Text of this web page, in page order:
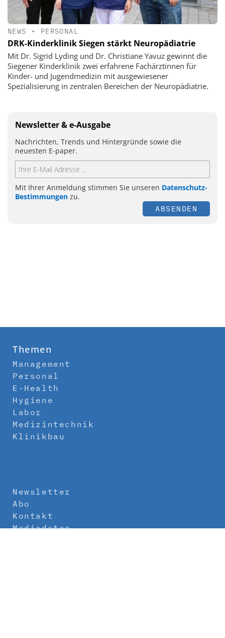
NEWS • PERSONAL
DRK-Kinderklinik Siegen stärkt Neuropädiatrie
Mit Dr. Sigrid Lyding und Dr. Christiane Yavuz gewinnt die
Siegener Kinderklinik zwei erfahrene Fachärztinnen für
Kinder- und Jugendmedizin mit ausgewiesener
Spezialisierung in zentralen Bereichen der Neuropädiatrie.
Newsletter & e-Ausgabe
Nachrichten, Trends und Hintergründe sowie die
neuesten E-paper.
Mit Ihrer Anmeldung stimmen Sie unseren Datenschutz-
Bestimmungen zu.
ABSENDEN
Themen
Management
Personal
E-Health
Hygiene
Labor
Medizintechnik
Klinikbau
Newsletter
Abo
Kontakt
Mediadaten